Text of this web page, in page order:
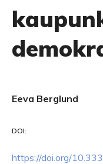
Eeva Berglund
DOI:
https://doi.org/